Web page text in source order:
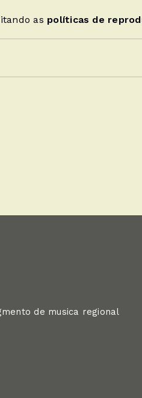
as políticas de
de musica regional